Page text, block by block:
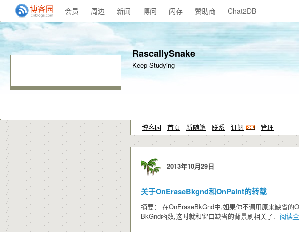
会员 周边 新闻 博问 闪存 赞助商 Chat2DB
RascallySnake
Keep Studying
博客园 首页 新随笔 联系 订阅 管理
2013年10月29日
关于OnEraseBkgnd和OnPaint的转载
摘要： 在OnEraseBkGnd中,如果你不调用原来缺省
BkGnd函数,这时就和窗口缺省的背景刷相关了. 阅读